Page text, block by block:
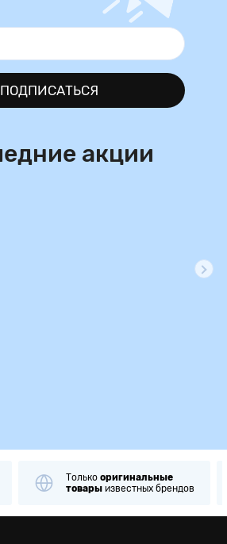
ПОДПИСАТЬСЯ
акции
Только оригинальные
товары известных брендов